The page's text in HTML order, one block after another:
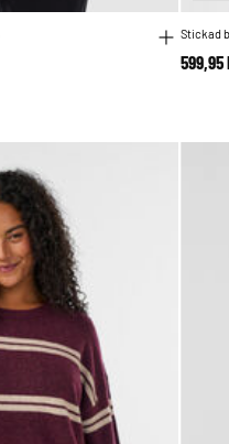
Stickad